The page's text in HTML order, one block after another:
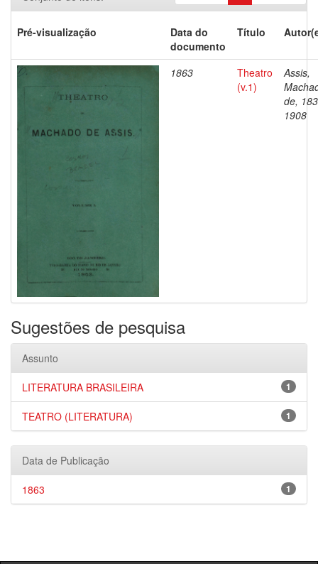
Pré-visualização
Data do
documento
Título
1863
Theatro
(v.1)
Assis,
de,
1908
Sugestões de pesquisa
Assunto
1
LITERATURA BRASILEIRA
1
TEATRO (LITERATURA)
Data de Publicação
1
1863